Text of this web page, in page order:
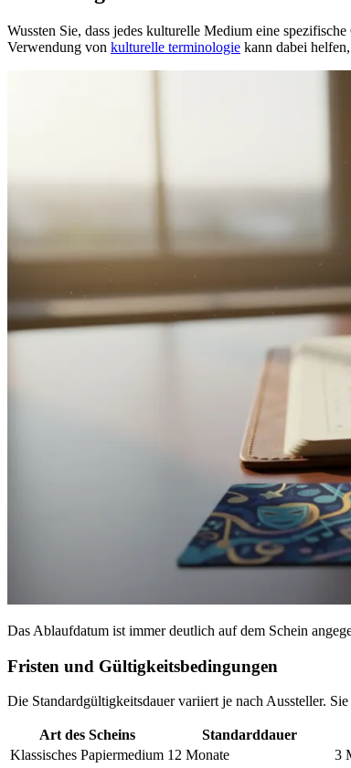
Wussten Sie, dass jedes kulturelle Medium eine
Verwendung von kulturelle terminologie kann dabei
Das Ablaufdatum ist immer deutlich auf dem Schein
Fristen und Gültigkeitsbedingungen
Die Standardgültigkeitsdauer variiert je nach Aussteller.
Art des Scheins Standarddauer
Klassisches Papiermedium 12 Monate
3